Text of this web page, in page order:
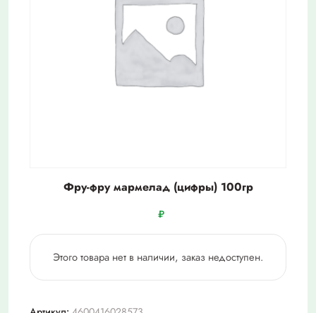
Фру-фру мармелад (цифры) 100гр
₽
Этого товара нет в наличии, заказ недоступен.